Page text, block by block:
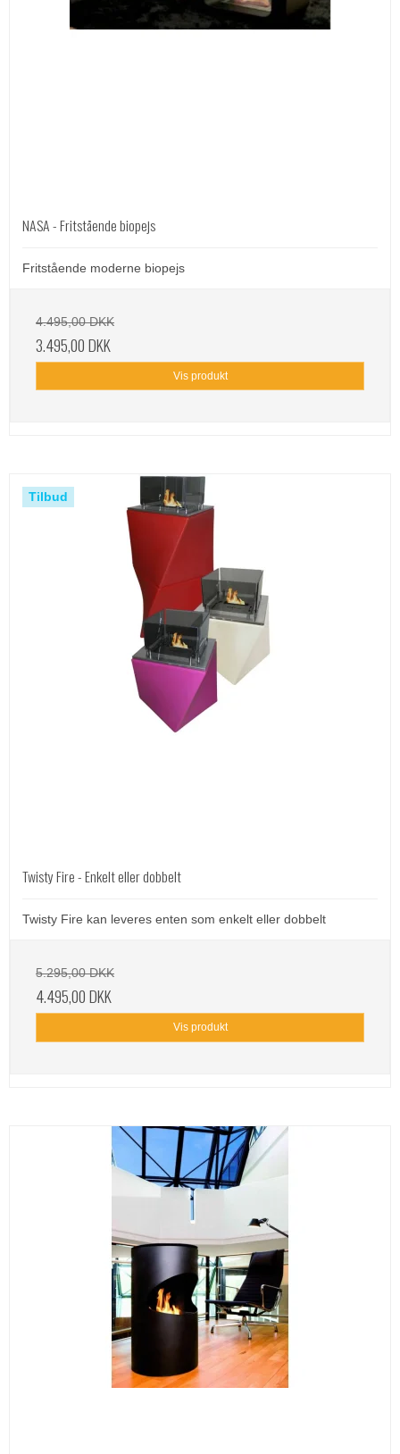
NASA - Fritstående biopejs
Fritstående moderne biopejs
4.495,00 DKK
3.495,00 DKK
Vis produkt
Tilbud
Twisty Fire - Enkelt eller dobbelt
Twisty Fire kan leveres enten som enkelt eller dobbelt
5.295,00 DKK
4.495,00 DKK
Vis produkt